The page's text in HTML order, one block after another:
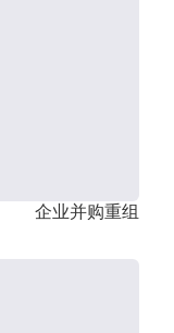
企业并购重组